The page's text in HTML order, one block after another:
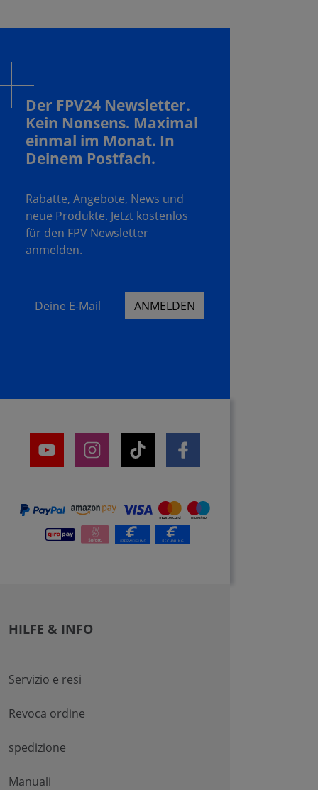
Der FPV24 Newsletter.
Kein Nonsens. Maximal
einmal im Monat. In
Deinem Postfach.
Rabatte, Angebote, News und
neue Produkte. Jetzt kostenlos
für den FPV Newsletter
anmelden.
Deine E-Mail AdresseANMELDEN
HILFE & INFO
Servizio e resi
Revoca ordine
spedizione
Manuali